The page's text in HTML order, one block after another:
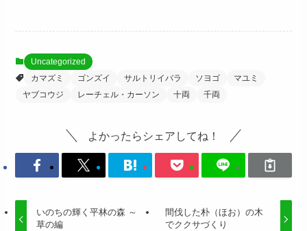
Uncategorized
カマズミ
ゴンズイ サルトリイバラ ソヨゴ
マユミ
ヤブコウジ
レーチェル・カーソン 十両 千両
よかったらシェアしてね！
いのちの輝く平林の森 ～
草の編
間伐した朴（ほお）の木
でククサづくり